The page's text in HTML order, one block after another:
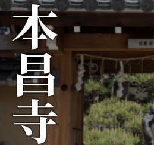
本昌寺